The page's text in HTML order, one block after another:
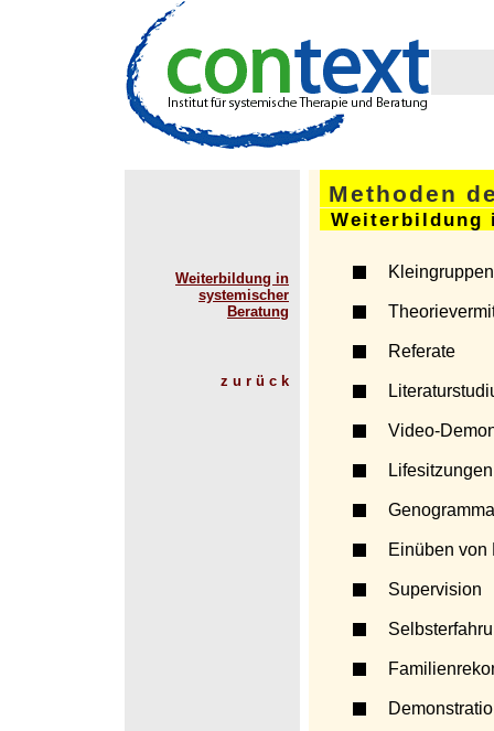
Weiterbildung in
systemischer
Beratung
z u r ü c k
Methoden
Weiterbildung
Referate
Video-
Lifesitzungen
Einüben von
Supervision